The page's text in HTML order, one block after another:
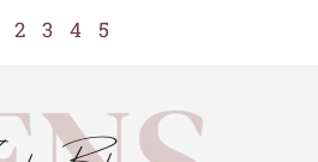
2 3 4 5